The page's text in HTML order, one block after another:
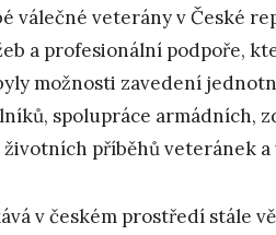
válečné veterány v České
a profesionální podpoře,
možnosti zavedení
spolupráce armádních,
příběhů veteránek a
v českém prostředí stále